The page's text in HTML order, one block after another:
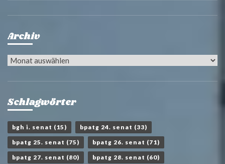
Archiv
Archiv
Schlagwörter
bgh i. senat (15) bpatg 24. senat (33)
bpatg 25. senat (75) bpatg 26. senat (71)
bpatg 27. senat (80) bpatg 28. senat (60)